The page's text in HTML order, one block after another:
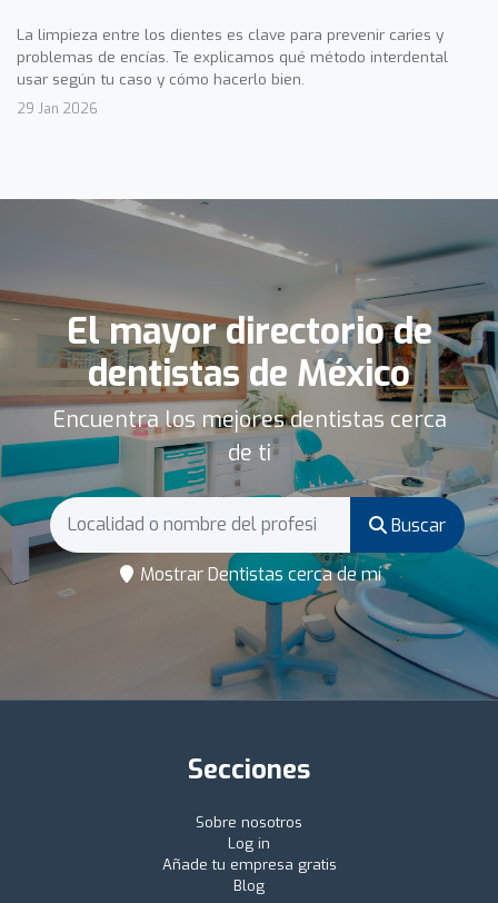
La limpieza entre los dientes es clave para prevenir caries y
problemas de encías. Te explicamos qué método interdental
usar según tu caso y cómo hacerlo bien.
29 Jan 2026
El mayor directorio de
dentistas de México
Encuentra los mejores dentistas cerca
de ti
Buscar
Mostrar Dentistas cerca de mí
Secciones
Sobre nosotros
Log in
Añade tu empresa gratis
Blog